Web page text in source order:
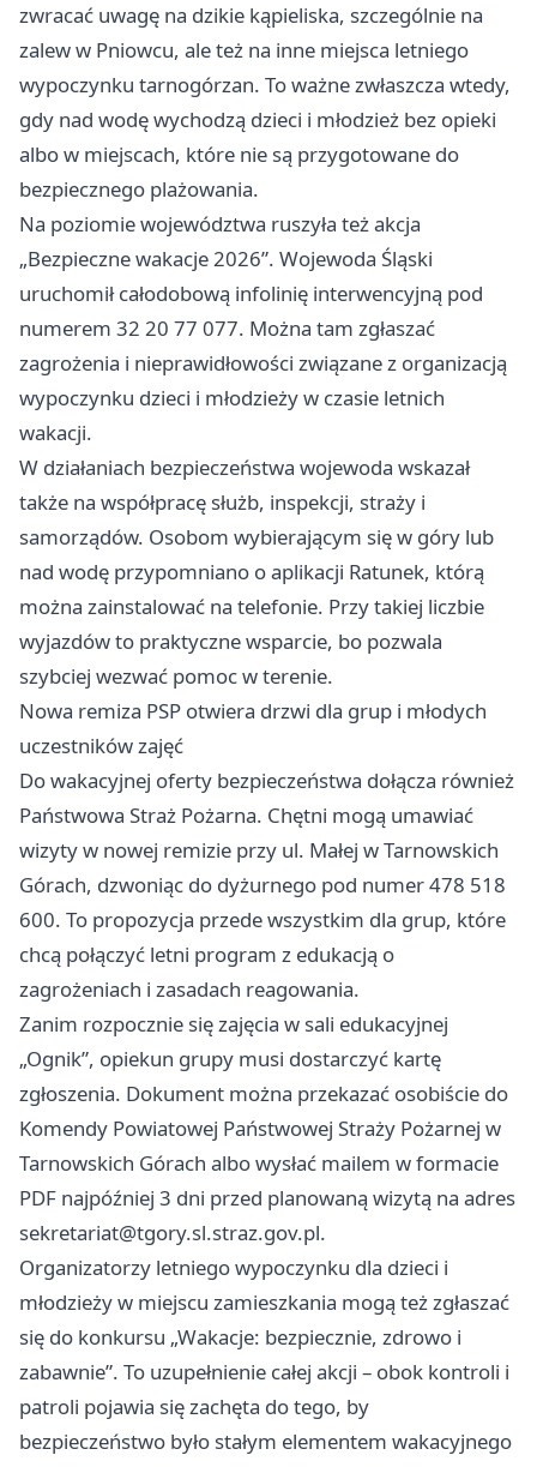
zwracać uwagę na dzikie kąpieliska, szczególnie na
zalew w Pniowcu, ale też na inne miejsca letniego
wypoczynku tarnogórzan. To ważne zwłaszcza wtedy,
gdy nad wodę wychodzą dzieci i młodzież bez opieki
albo w miejscach, które nie są przygotowane do
bezpiecznego plażowania.
Na poziomie województwa ruszyła też akcja
„Bezpieczne wakacje 2026”. Wojewoda Śląski
uruchomił całodobową infolinię interwencyjną pod
numerem 32 20 77 077. Można tam zgłaszać
zagrożenia i nieprawidłowości związane z organizacją
wypoczynku dzieci i młodzieży w czasie letnich
wakacji.
W działaniach bezpieczeństwa wojewoda wskazał
także na współpracę służb, inspekcji, straży i
samorządów. Osobom wybierającym się w góry lub
nad wodę przypomniano o aplikacji Ratunek, którą
można zainstalować na telefonie. Przy takiej liczbie
wyjazdów to praktyczne wsparcie, bo pozwala
szybciej wezwać pomoc w terenie.
Nowa remiza PSP otwiera drzwi dla grup i młodych
uczestników zajęć
Do wakacyjnej oferty bezpieczeństwa dołącza również
Państwowa Straż Pożarna. Chętni mogą umawiać
wizyty w nowej remizie przy ul. Małej w Tarnowskich
Górach, dzwoniąc do dyżurnego pod numer 478 518
600. To propozycja przede wszystkim dla grup, które
chcą połączyć letni program z edukacją o
zagrożeniach i zasadach reagowania.
Zanim rozpocznie się zajęcia w sali edukacyjnej
„Ognik”, opiekun grupy musi dostarczyć kartę
zgłoszenia. Dokument można przekazać osobiście do
Komendy Powiatowej Państwowej Straży Pożarnej w
Tarnowskich Górach albo wysłać mailem w formacie
PDF najpóźniej 3 dni przed planowaną wizytą na adres
sekretariat@tgory.sl.straz.gov.pl.
Organizatorzy letniego wypoczynku dla dzieci i
młodzieży w miejscu zamieszkania mogą też zgłaszać
się do konkursu „Wakacje: bezpiecznie, zdrowo i
zabawnie”. To uzupełnienie całej akcji – obok kontroli i
patroli pojawia się zachęta do tego, by
bezpieczeństwo było stałym elementem wakacyjnego